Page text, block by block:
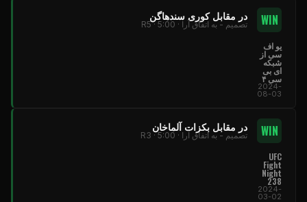
WIN در مقابل کوری سندهاگن
تصمیم - به اتفاق آرا · R5 · 5:00
یو اف
سی از
شبکه
ای بی
سی ۴
2024-
08-03
WIN در مقابل بکزات آلماخان
تصمیم - به اتفاق آرا · R3 · 5:00
UFC
Fight
Night
238
2024-
03-02